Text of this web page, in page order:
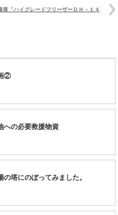
『ハイグレードフリーザーＤＨ－１４
②
への必要救援物資
塔にのぼってみました。